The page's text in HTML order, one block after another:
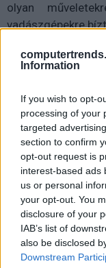
Information
If you wish to opt-
processing of your
targeted
section to confirm
opt-out request is
interest-based ads
us or personal
your opt-out. You
disclosure of your
IAB’s list of
also be disclosed
Downstream
olyan
vadászgépekre
A légi jármű
magasságban
kilogramm. A
végsebessége
Jelenleg
TB2 taktikai
levegő-föld és
képes végrehajtani.